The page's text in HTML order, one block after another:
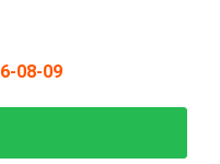
08-09